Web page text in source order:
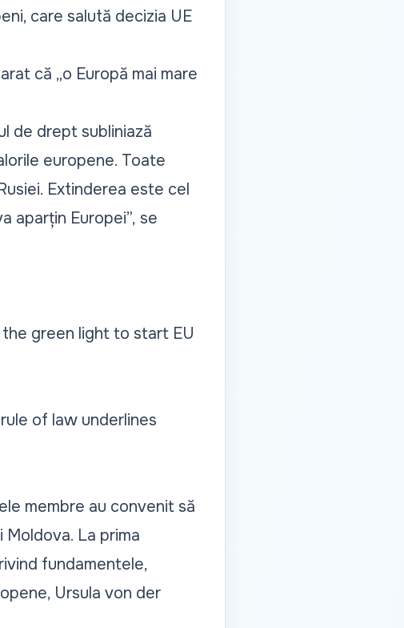
care salută decizia UE
că „o Europă mai mare
de drept subliniază
europene. Toate
Extinderea este cel
aparțin Europei”, se
green light to start EU
of law underlines
membre au convenit să
La prima
fundamentele,
Ursula von der